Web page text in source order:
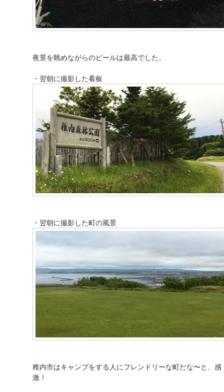
夜景を眺めながらのビールは最高でした。
・翌朝に撮影した看板
・翌朝に撮影した町の風景
稚内市はキャンプをする人にフレンドリーな町だな〜と、感
激！